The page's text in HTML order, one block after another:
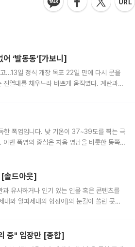
‘발동동’[가보니]
…13일 정식 개장 목표 22일 만에 다시 문을
열대를 채우느라 바쁘게 움직였다. 계란과
한 폭염입니다. 낮 기온이 37~39도를 찍는 극
번 폭염의 중심은 처음 영남을 비롯한 동쪽
솔드아웃]
유사하거나 인기 있는 인물 혹은 콘텐츠를
와 알파세대의 합성어)의 눈길이 쏠린 곳은
중" 입장만 [종합]